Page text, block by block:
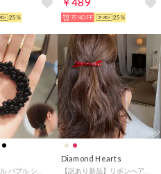
25% 75%OFF 25%
Diamond Hearts